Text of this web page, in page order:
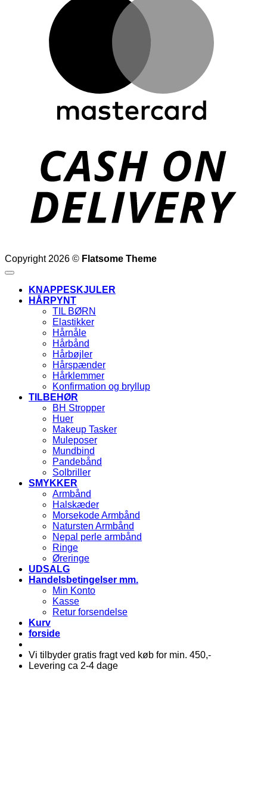
Copyright 2026 © Flatsome Theme
KNAPPESKJULER
HÅRPYNT
TIL BØRN
Elastikker
Hårnåle
Hårbånd
Hårbøjler
Hårspænder
Hårklemmer
Konfirmation og bryllup
TILBEHØR
BH Stropper
Huer
Makeup Tasker
Muleposer
Mundbind
Pandebånd
Solbriller
SMYKKER
Armbånd
Halskæder
Morsekode Armbånd
Natursten Armbånd
Nepal perle armbånd
Ringe
Øreringe
UDSALG
Handelsbetingelser mm.
Min Konto
Kasse
Retur forsendelse
Kurv
forside
Vi tilbyder gratis fragt ved køb for min. 450,-
Levering ca 2-4 dage